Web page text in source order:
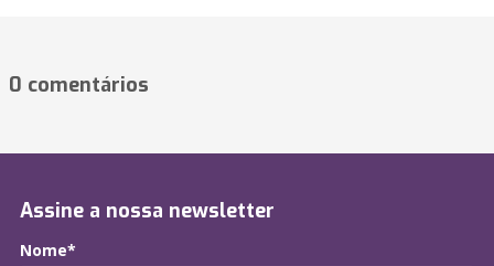
0 comentários
Assine a nossa newsletter
Nome*